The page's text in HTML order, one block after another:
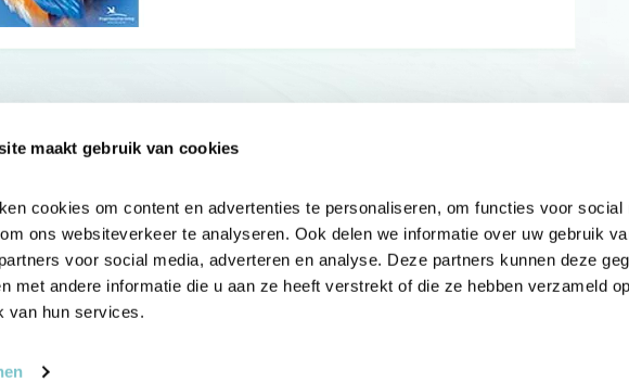
maakt gebruik van cookies
cookies om content en advertenties te personaliseren, om functies voor social
ons websiteverkeer te analyseren. Ook delen we informatie over uw gebruik
voor social media, adverteren en analyse. Deze partners kunnen deze
met andere informatie die u aan ze heeft verstrekt of die ze hebben verzameld
van hun services.